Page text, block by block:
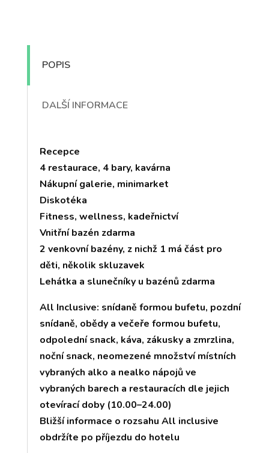
POPIS
DALŠÍ INFORMACE
Recepce
4 restaurace, 4 bary, kavárna
Nákupní galerie, minimarket
Diskotéka
Fitness, wellness, kadeřnictví
Vnitřní bazén zdarma
2 venkovní bazény, z nichž 1 má část pro
děti, několik skluzavek
Lehátka a slunečníky u bazénů zdarma
All Inclusive: snídaně formou bufetu, pozdní
snídaně, obědy a večeře formou bufetu,
odpolední snack, káva, zákusky a zmrzlina,
noční snack, neomezené množství místních
vybraných alko a nealko nápojů ve
vybraných barech a restauracích dle jejich
otevírací doby (10.00–24.00)
Bližší informace o rozsahu All inclusive
obdržíte po příjezdu do hotelu